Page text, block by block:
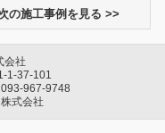
の施工事例を見る >>
会社
1-37-101
967-9748
式会社